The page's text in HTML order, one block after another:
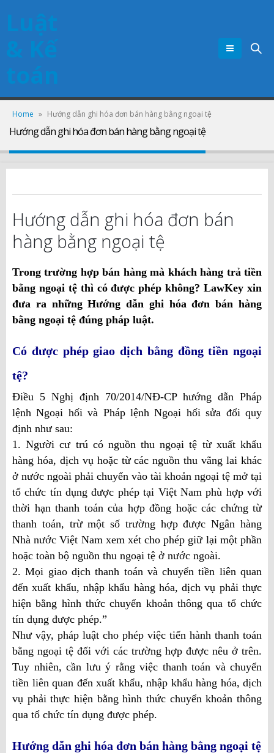
Luật
& Kế
toán
Home » Hướng dẫn ghi hóa đơn bán hàng bằng ngoại tệ
Hướng dẫn ghi hóa đơn bán hàng bằng ngoại tệ
Hướng dẫn ghi hóa đơn bán
hàng bằng ngoại tệ
Trong trường hợp bán hàng mà khách hàng trả tiền
bằng ngoại tệ thì có được phép không? LawKey xin
đưa ra những Hướng dẫn ghi hóa đơn bán hàng
bằng ngoại tệ đúng pháp luật.
Có được phép giao dịch bằng đồng tiền ngoại
tệ?
Điều 5 Nghị định 70/2014/NĐ-CP hướng dẫn Pháp
lệnh Ngoại hối và Pháp lệnh Ngoại hối sửa đổi quy
định như sau:
1. Người cư trú có nguồn thu ngoại tệ từ xuất khẩu
hàng hóa, dịch vụ hoặc từ các nguồn thu vãng lai khác
ở nước ngoài phải chuyển vào tài khoản ngoại tệ mở tại
tổ chức tín dụng được phép tại Việt Nam phù hợp với
thời hạn thanh toán của hợp đồng hoặc các chứng từ
thanh toán, trừ một số trường hợp được Ngân hàng
Nhà nước Việt Nam xem xét cho phép giữ lại một phần
hoặc toàn bộ nguồn thu ngoại tệ ở nước ngoài.
2. Mọi giao dịch thanh toán và chuyển tiền liên quan
đến xuất khẩu, nhập khẩu hàng hóa, dịch vụ phải thực
hiện bằng hình thức chuyển khoản thông qua tổ chức
tín dụng được phép.”
Như vậy, pháp luật cho phép việc tiến hành thanh toán
bằng ngoại tệ đối với các trường hợp được nêu ở trên.
Tuy nhiên, cần lưu ý rằng việc thanh toán và chuyển
tiền liên quan đến xuất khẩu, nhập khẩu hàng hóa, dịch
vụ phải thực hiện bằng hình thức chuyển khoản thông
qua tổ chức tín dụng được phép.
Hướng dẫn ghi hóa đơn bán hàng bằng ngoại tệ